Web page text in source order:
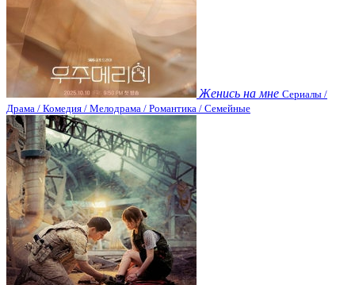
Женись на мне Сериалы /
Драма / Комедия / Мелодрама / Романтика / Семейные